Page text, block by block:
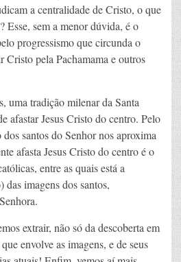
a centralidade de Cristo, o que
Esse, sem a menor dúvida, é o
progressismo que circunda o
Cristo pela Pachamama e outros
uma tradição milenar da Santa
afastar Jesus Cristo do centro. Pelo
santos do Senhor nos aproxima
afasta Jesus Cristo do centro é o
entre as quais está a
das imagens dos santos,
extrair, não só da descoberta em
envolve as imagens, e de seus